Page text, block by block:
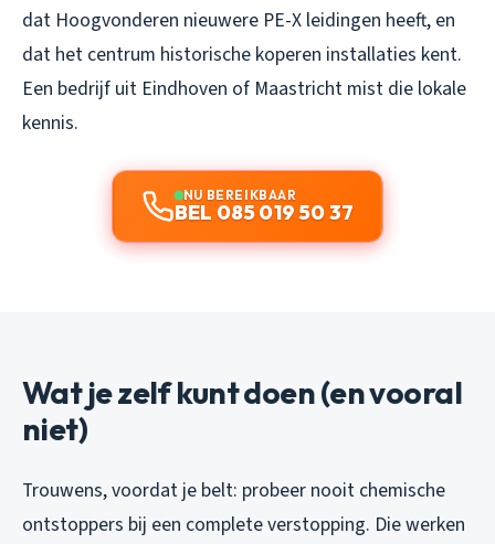
dat Hoogvonderen nieuwere PE-X leidingen heeft, en
dat het centrum historische koperen installaties kent.
Een bedrijf uit Eindhoven of Maastricht mist die lokale
kennis.
NU BEREIKBAAR
BEL 085 019 50 37
Wat je zelf kunt doen (en vooral
niet)
Trouwens, voordat je belt: probeer nooit chemische
ontstoppers bij een complete verstopping. Die werken